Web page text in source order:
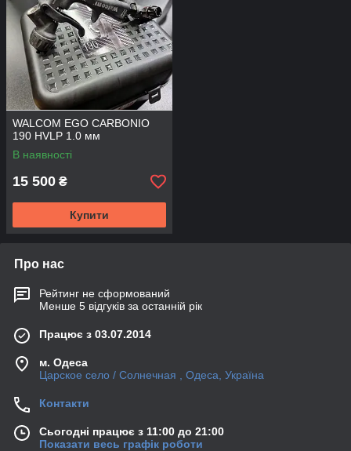
Продукти, розроблені компанією, охопили реалізацію
практично всіх професійних завдань промислових,
будівельних і автомобільних малярів, декораторів,
дизайнерів. Професійні фарбопульти Валком завоювали
споживача завдяки високій якості, надійності і довговічності.
WALCOM EGO CARBONIO
190 HVLP 1.0 мм
В наявності
15 500 ₴
Купити
Про нас
Рейтинг не сформований
Менше 5 відгуків за останній рік
Працює з 03.07.2014
м. Одеса
Царское село / Солнечная , Одеса, Україна
Контакти
Сьогодні працює з 11:00 до 21:00
Показати весь графік роботи